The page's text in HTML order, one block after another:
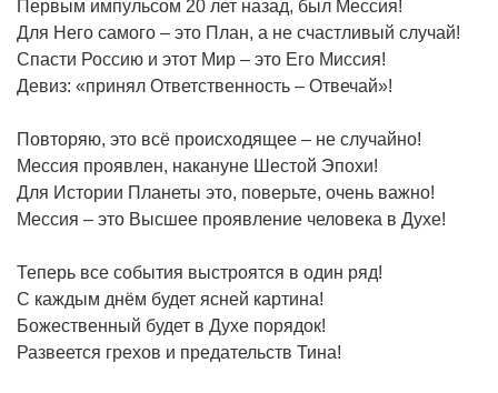
Первым импульсом 20 лет назад, был Мессия!
Для Него самого – это План, а не счастливый случай!
Спасти Россию и этот Мир – это Его Миссия!
Девиз: «принял Ответственность – Отвечай»!
Повторяю, это всё происходящее – не случайно!
Мессия проявлен, накануне Шестой Эпохи!
Для Истории Планеты это, поверьте, очень важно!
Мессия – это Высшее проявление человека в Духе!
Теперь все события выстроятся в один ряд!
С каждым днём будет ясней картина!
Божественный будет в Духе порядок!
Развеется грехов и предательств Тина!